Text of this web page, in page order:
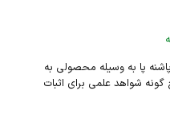
پا به وسیله محصولی به
شواهد علمی برای اثبات